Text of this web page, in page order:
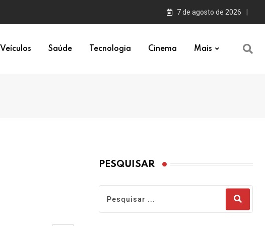
7 de agosto de 2026
Veículos Saúde Tecnologia Cinema Mais
PESQUISAR